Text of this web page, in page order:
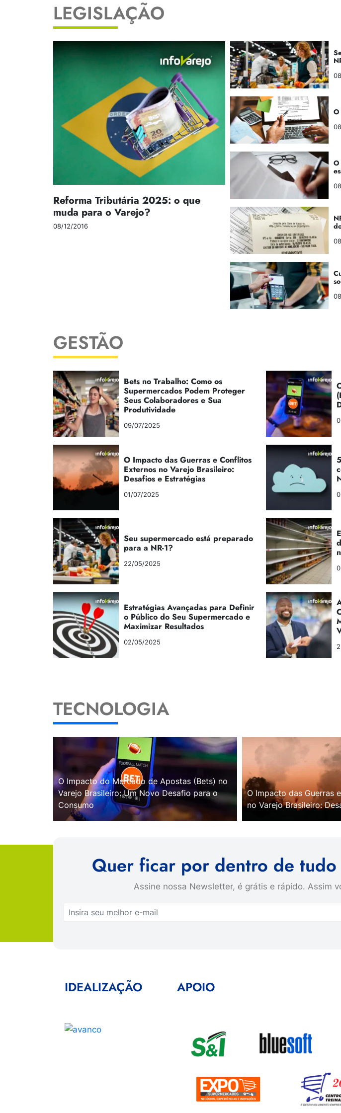
LEGISLAÇÃO
Reforma Tributária 2025: o que
muda para o Varejo?
08/12/2016
O
O
GESTÃO
Bets no Trabalho: Como os
Supermercados Podem Proteger
Seus Colaboradores e Sua
Produtividade
09/07/2025
O Impacto das Guerras e Conflitos
Externos no Varejo Brasileiro:
Desafios e Estratégias
01/07/2025
Seu supermercado está preparado
para a NR-1?
22/05/2025
Estratégias Avançadas para Definir
o Público do Seu Supermercado e
Maximizar Resultados
02/05/2025
TECNOLOGIA
O Impacto do Mercado de Apostas (Bets) no
Varejo Brasileiro: Um Novo Desafio para o
Consumo
O Impacto das Guerras
no Varejo Brasileiro:
Quer ficar por dentro de
Assine nossa Newsletter, é grátis e rápido. Assim
IDEALIZAÇÃO APOIO